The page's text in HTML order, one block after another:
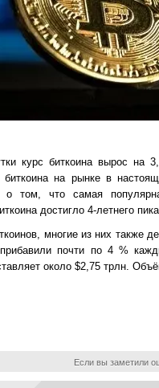
курс биткоина вырос на
биткоина на рынке в
о том, что самая
достигло 4-летнего
многие из них
почти по 4 %
около $2,75 трлн.
Если вы заметили